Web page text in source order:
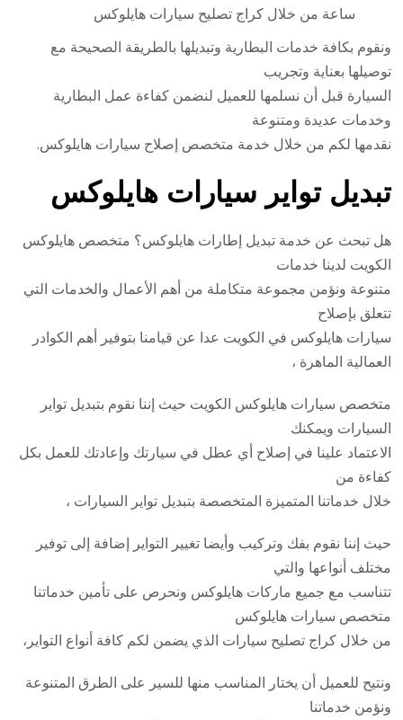
ساعة من خلال كراج تصليح سيارات هايلوكس
ونقوم بكافة خدمات البطارية وتبديلها بالطريقة الصحيحة مع
توصيلها بعناية وتجريب
السيارة قبل أن نسلمها للعميل لنضمن كفاءة عمل البطارية
وخدمات عديدة ومتنوعة
نقدمها لكم من خلال خدمة متخصص إصلاح سيارات هايلوكس.
تبديل تواير سيارات هايلوكس
هل تبحث عن خدمة تبديل إطارات هايلوكس؟ متخصص هايلوكس
الكويت لدينا خدمات
متنوعة ونؤمن مجموعة متكاملة من أهم الأعمال والخدمات التي
تتعلق بإصلاح
سيارات هايلوكس في الكويت عدا عن قيامنا بتوفير أهم الكوادر
العمالية الماهرة ،
متخصص سيارات هايلوكس الكويت حيث إننا نقوم بتبديل تواير
السيارات ويمكنك
الاعتماد علينا في إصلاح أي عطل في سيارتك وإعادتك للعمل بكل
كفاءة من
خلال خدماتنا المتميزة المتخصصة بتبديل تواير السيارات ،
حيث إننا نقوم بفك وتركيب وأيضا تغيير التواير إضافة إلى توفير
مختلف أنواعها والتي
تتناسب مع جميع ماركات هايلوكس ونحرص على تأمين خدماتنا
متخصص سيارات هايلوكس
من خلال كراج تصليح سيارات الذي يضمن لكم كافة أنواع التواير،
ونتيح للعميل أن يختار المناسب منها للسير على الطرق المتنوعة
ونؤمن خدماتنا